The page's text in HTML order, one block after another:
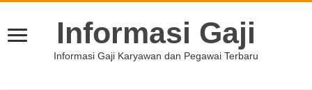
Informasi Gaji
Informasi Gaji Karyawan dan Pegawai Terbaru